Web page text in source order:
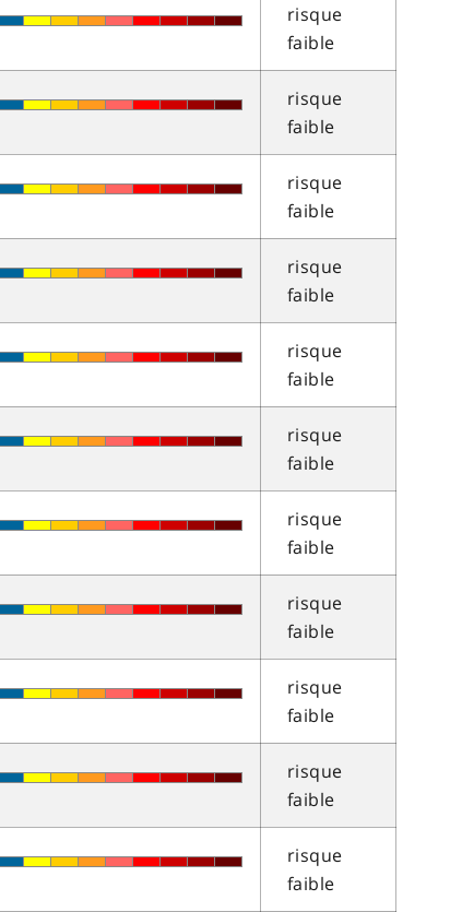
risque
faible
risque
faible
risque
faible
risque
faible
risque
faible
risque
faible
risque
faible
risque
faible
risque
faible
risque
faible
risque
faible